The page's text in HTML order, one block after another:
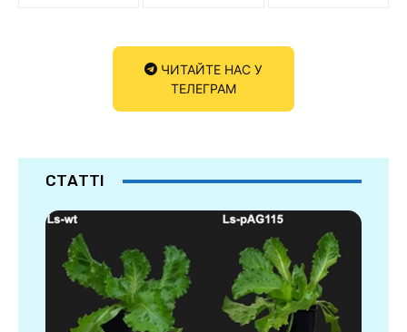
ЧИТАЙТЕ НАС У
ТЕЛЕГРАМ
СТАТТІ